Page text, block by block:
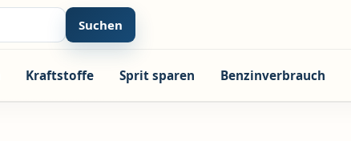
Suchen
Kraftstoffe Sprit sparen Benzinverbrauch